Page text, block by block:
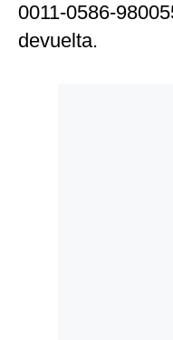
0011-0586-
devuelta.